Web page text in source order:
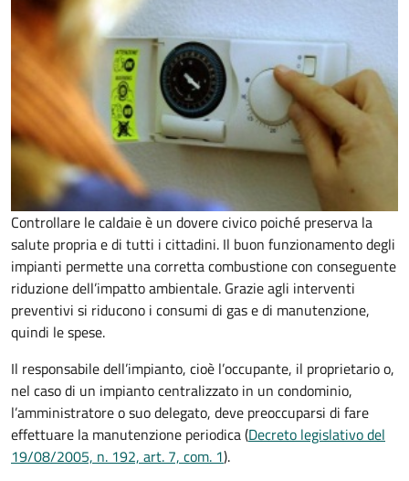
Controllare le caldaie è un dovere civico poiché preserva la
salute propria e di tutti i cittadini. Il buon funzionamento degli
impianti permette una corretta combustione con conseguente
riduzione dell’impatto ambientale. Grazie agli interventi
preventivi si riducono i consumi di gas e di manutenzione,
quindi le spese.
Il responsabile dell’impianto, cioè l’occupante, il proprietario o,
nel caso di un impianto centralizzato in un condominio,
l’amministratore o suo delegato, deve preoccuparsi di fare
effettuare la manutenzione periodica (Decreto legislativo del
19/08/2005, n. 192, art. 7, com. 1).